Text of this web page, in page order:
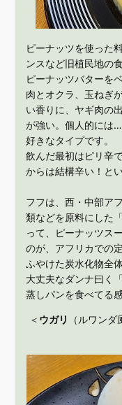
ピーナッツを使った
ンスなど旧植民地の
ピーナッツバターを
肉とオクラ、玉ねぎ
い香りに、ヤギ肉の
が強い。個人的には
好きなタイプです。
飲んだ最初はピリ辛
からは結構辛い！と
フフは、西・中部ア
類などを原料にした
って、ピーナッツス
のが、アフリカでの
ふやけた炭水化物全
大丈夫なダンナ曰く
蒸しパンを食べてる
＜ ウガリ （ルワン